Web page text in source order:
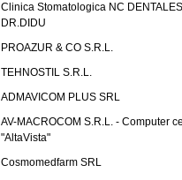
Clinica Stomatologica NC DENTALES
DR.DIDU
PROAZUR & CO S.R.L.
TEHNOSTIL S.R.L.
ADMAVICOM PLUS SRL
AV-MACROCOM S.R.L. - Computer
"AltaVista"
Cosmomedfarm SRL